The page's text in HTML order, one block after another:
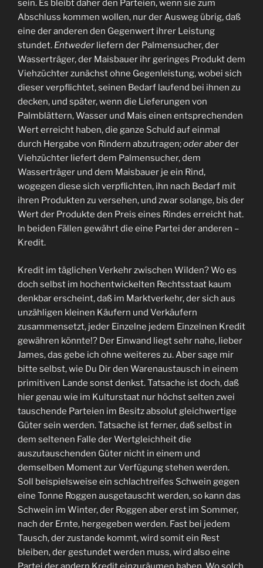
sein. Es bleibt daher den Parteien, wenn sie zum
Abschluss kommen wollen, nur der Ausweg übrig, daß
eine der anderen den Gegenwert ihrer Leistung
stundet. Entweder liefern der Palmensucher, der
Wasserträger, der Maisbauer ihr geringes Produkt dem
Viehzüchter zunächst ohne Gegenleistung, wobei sich
dieser verpflichtet, seinen Bedarf laufend bei ihnen zu
decken, und später, wenn die Lieferungen von
Palmblättern, Wasser und Mais einen entsprechenden
Wert erreicht haben, die ganze Schuld auf einmal
durch Hergabe von Rindern abzutragen;oder aberder
Viehzüchter liefert dem Palmensucher, dem
Wasserträger und dem Maisbauer je ein Rind,
wogegen diese sich verpflichten, ihn nach Bedarf mit
ihren Produkten zu versehen, und zwar solange, bis der
Wert der Produkte den Preis eines Rindes erreicht hat.
In beiden Fällen gewährt die eine Partei der anderen –
Kredit.
Kredit im täglichen Verkehr zwischen Wilden? Wo es
doch selbst im hochentwickelten Rechtsstaat kaum
denkbar erscheint, daß im Marktverkehr, der sich aus
unzähligen kleinen Käufern und Verkäufern
zusammensetzt, jeder Einzelne jedem Einzelnen Kredit
gewähren könnte!? Der Einwand liegt sehr nahe, lieber
James, das gebe ich ohne weiteres zu. Aber sage mir
bitte selbst, wie Du Dir den Warenaustausch in einem
primitiven Lande sonst denkst. Tatsache ist doch, daß
hier genau wie im Kulturstaat nur höchst selten zwei
tauschende Parteien im Besitz absolut gleichwertige
Güter sein werden. Tatsache ist ferner, daß selbst in
dem seltenen Falle der Wertgleichheit die
auszutauschenden Güter nicht in einem und
demselben Moment zur Verfügung stehen werden.
Soll beispielsweise ein schlachtreifes Schwein gegen
eine Tonne Roggen ausgetauscht werden, so kann das
Schwein im Winter, der Roggen aber erst im Sommer,
nach der Ernte, hergegeben werden. Fast bei jedem
Tausch, der zustande kommt, wird somit ein Rest
bleiben, der gestundet werden muss, wird also eine